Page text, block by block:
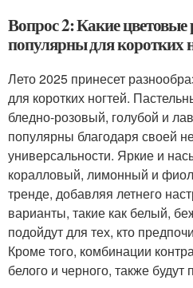
Вопрос 2: Какие цветовые
популярны для коротких
Лето 2025 принесет
для коротких ногтей.
бледно-розовый, голубой и
популярны благодаря своей
универсальности. Яркие и
коралловый, лимонный и
тренде, добавляя летнего
варианты, такие как белый,
подойдут для тех, кто
Кроме того, комбинации
белого и черного, также будут